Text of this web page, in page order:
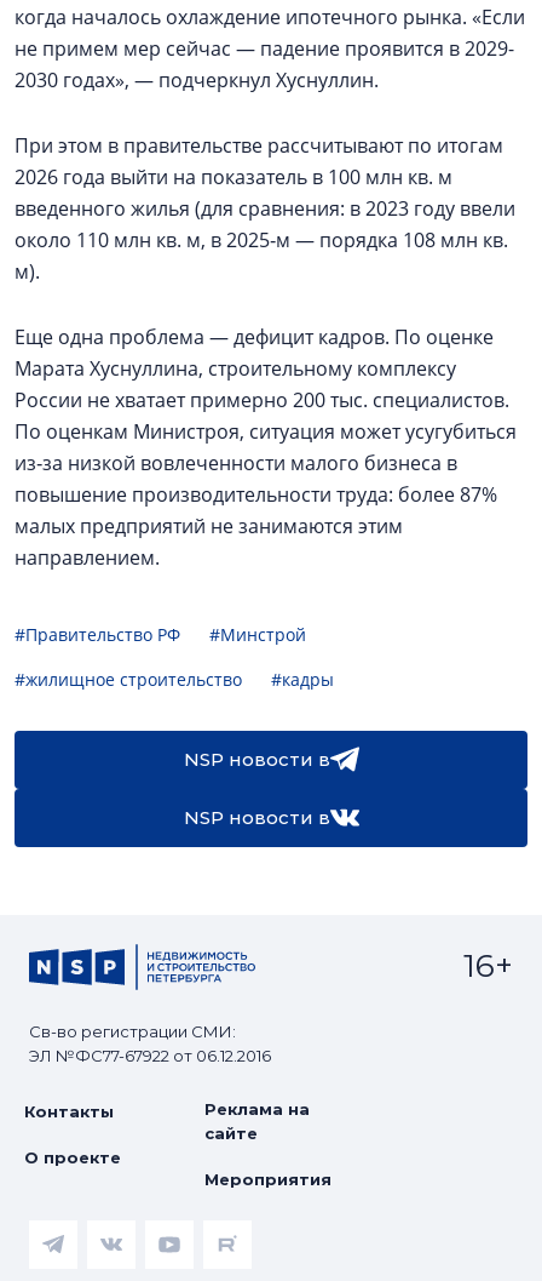
когда началось охлаждение ипотечного рынка. «Если
не примем мер сейчас — падение проявится в 2029-
2030 годах», — подчеркнул Хуснуллин.
При этом в правительстве рассчитывают по итогам
2026 года выйти на показатель в 100 млн кв. м
введенного жилья (для сравнения: в 2023 году ввели
около 110 млн кв. м, в 2025‑м — порядка 108 млн кв.
м).
Еще одна проблема — дефицит кадров. По оценке
Марата Хуснуллина, строительному комплексу
России не хватает примерно 200 тыс. специалистов.
По оценкам Министроя, ситуация может усугубиться
из‑за низкой вовлеченности малого бизнеса в
повышение производительности труда: более 87%
малых предприятий не занимаются этим
направлением.
#Правительство РФ
#Минстрой
#жилищное строительство
#кадры
NSP новости в
NSP новости в
Св-во регистрации СМИ:
ЭЛ №ФС77-67922 от 06.12.2016
16+
Контакты
О проекте
Реклама на
сайте
Мероприятия